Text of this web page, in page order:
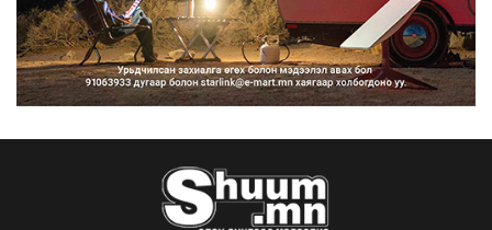
Засгийн газар энэ оныг дуустал
санхүүгийн хэмнэлти...
2026/08/06
Шатахууны импортын гаалийн албан
2026/08/06